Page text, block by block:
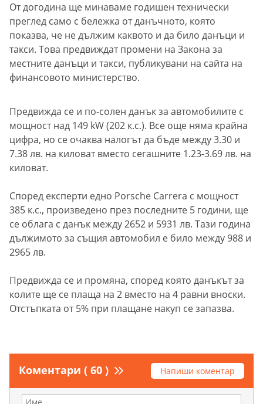
От догодина ще минаваме годишен технически
преглед само с бележка от данъчното, която
показва, че не дължим каквото и да било данъци и
такси. Това предвиждат промени на Закона за
местните данъци и такси, публикувани на сайта на
финансовото министерство.
Предвижда се и по-солен данък за автомобилите с
мощност над 149 kW (202 к.с.). Все още няма крайна
цифра, но се очаква налогът да бъде между 3.30 и
7.38 лв. на киловат вместо сегашните 1.23-3.69 лв. на
киловат.
Според експерти едно Porsche Carrera с мощност
385 к.с., произведено през последните 5 години, ще
се облага с данък между 2652 и 5931 лв. Тази година
дължимото за същия автомобил е било между 988 и
2965 лв.
Предвижда се и промяна, според която данъкът за
колите ще се плаща на 2 вместо на 4 равни вноски.
Отстъпката от 5% при плащане накуп се запазва.
Коментари ( 60 ) Напиши коментар